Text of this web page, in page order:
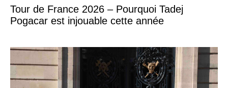
Tour de France 2026 – Pourquoi Tadej
Pogacar est injouable cette année